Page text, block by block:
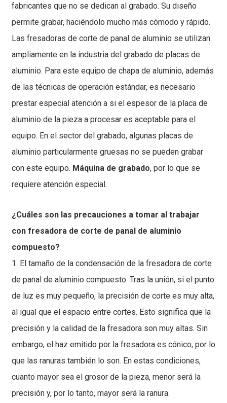
fabricantes que no se dedican al grabado. Su diseño
permite grabar, haciéndolo mucho más cómodo y rápido.
Las fresadoras de corte de panal de aluminio se utilizan
ampliamente en la industria del grabado de placas de
aluminio. Para este equipo de chapa de aluminio, además
de las técnicas de operación estándar, es necesario
prestar especial atención a si el espesor de la placa de
aluminio de la pieza a procesar es aceptable para el
equipo. En el sector del grabado, algunas placas de
aluminio particularmente gruesas no se pueden grabar
con este equipo. Máquina de grabado, por lo que se
requiere atención especial.
¿Cuáles son las precauciones a tomar al trabajar
con fresadora de corte de panal de aluminio
compuesto?
1. El tamaño de la condensación de la fresadora de corte
de panal de aluminio compuesto. Tras la unión, si el punto
de luz es muy pequeño, la precisión de corte es muy alta,
al igual que el espacio entre cortes. Esto significa que la
precisión y la calidad de la fresadora son muy altas. Sin
embargo, el haz emitido por la fresadora es cónico, por lo
que las ranuras también lo son. En estas condiciones,
cuanto mayor sea el grosor de la pieza, menor será la
precisión y, por lo tanto, mayor será la ranura.